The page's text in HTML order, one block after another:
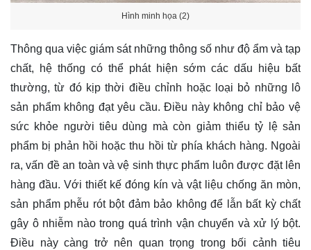
Hình minh họa (2)
Thông qua việc giám sát những thông số như độ ẩm và tạp
chất, hệ thống có thể phát hiện sớm các dấu hiệu bất
thường, từ đó kịp thời điều chỉnh hoặc loại bỏ những lô
sản phẩm không đạt yêu cầu. Điều này không chỉ bảo vệ
sức khỏe người tiêu dùng mà còn giảm thiểu tỷ lệ sản
phẩm bị phản hồi hoặc thu hồi từ phía khách hàng. Ngoài
ra, vấn đề an toàn và vệ sinh thực phẩm luôn được đặt lên
hàng đầu. Với thiết kế đóng kín và vật liệu chống ăn mòn,
sản phẩm phễu rót bột đảm bảo không để lẫn bất kỳ chất
gây ô nhiễm nào trong quá trình vận chuyển và xử lý bột.
Điều này càng trở nên quan trọng trong bối cảnh tiêu